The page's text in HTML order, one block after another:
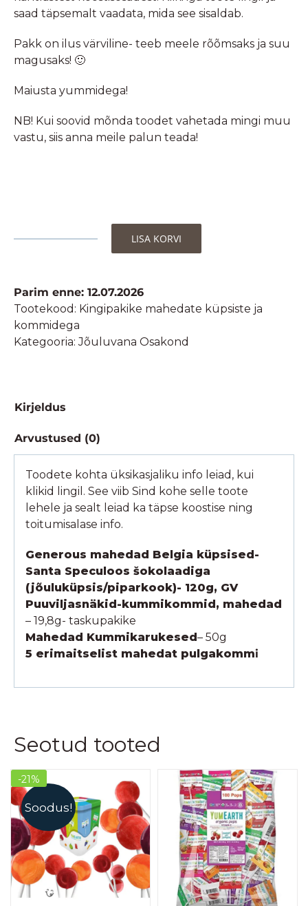
saad täpsemalt vaadata, mida see sisaldab.
Pakk on ilus värviline- teeb meele rõõmsaks ja suu
magusaks! 🙂
Maiusta yummidega!
NB! Kui soovid mõnda toodet vahetada mingi muu
vastu, siis anna meile palun teada!
ja
kommidega
kogus
LISA KORVI
Parim enne: 12.07.2026
Tootekood: Kingipakike mahedate küpsiste ja
kommidega
Kategooria:Jõuluvana Osakond
Kirjeldus
Arvustused (0)
Toodete kohta üksikasjaliku info leiad, kui
klikid lingil. See viib Sind kohe selle toote
lehele ja sealt leiad ka täpse koostise ning
toitumisalase info.
Generous mahedad Belgia küpsised-
Santa Speculoos šokolaadiga
(jõuluküpsis/piparkook)- 120g, GV
Puuviljasnäkid-kummikommid, mahedad
– 19,8g- taskupakike
Mahedad Kummikarukesed– 50g
5 erimaitselist mahedat pulgakommi
Seotud tooted
Soodus!
-21%